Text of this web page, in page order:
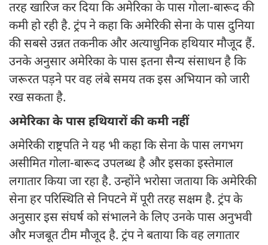
तरह खारिज कर दिया कि अमेरिका के पास गोला-बारूद की
कमी हो रही है. ट्रंप ने कहा कि अमेरिकी सेना के पास दुनिया
की सबसे उन्नत तकनीक और अत्याधुनिक हथियार मौजूद हैं.
उनके अनुसार अमेरिका के पास इतना सैन्य संसाधन है कि
जरूरत पड़ने पर वह लंबे समय तक इस अभियान को जारी
रख सकता है.
अमेरिका के पास हथियारों की कमी नहीं
अमेरिकी राष्ट्रपति ने यह भी कहा कि सेना के पास लगभग
असीमित गोला-बारूद उपलब्ध है और इसका इस्तेमाल
लगातार किया जा रहा है. उन्होंने भरोसा जताया कि अमेरिकी
सेना हर परिस्थिति से निपटने में पूरी तरह सक्षम है. ट्रंप के
अनुसार इस संघर्ष को संभालने के लिए उनके पास अनुभवी
और मजबूत टीम मौजूद है. ट्रंप ने बताया कि वह लगातार